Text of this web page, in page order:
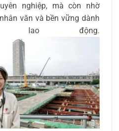
nghiệp, mà còn nhờ
văn và bền vững dành
lao động.